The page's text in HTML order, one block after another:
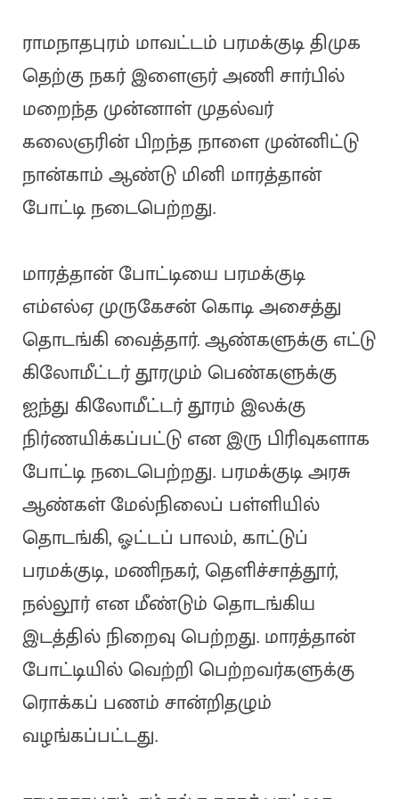
ராமநாதபுரம் மாவட்டம் பரமக்குடி திமுக
தெற்கு நகர் இளைஞர் அணி சார்பில்
மறைந்த முன்னாள் முதல்வர்
கலைஞரின் பிறந்த நாளை முன்னிட்டு
நான்காம் ஆண்டு மினி மாரத்தான்
போட்டி நடைபெற்றது.
மாரத்தான் போட்டியை பரமக்குடி
எம்எல்ஏ முருகேசன் கொடி அசைத்து
தொடங்கி வைத்தார். ஆண்களுக்கு எட்டு
கிலோமீட்டர் தூரமும் பெண்களுக்கு
ஐந்து கிலோமீட்டர் தூரம் இலக்கு
நிர்ணயிக்கப்பட்டு என இரு பிரிவுகளாக
போட்டி நடைபெற்றது. பரமக்குடி அரசு
ஆண்கள் மேல்நிலைப் பள்ளியில்
தொடங்கி, ஓட்டப் பாலம், காட்டுப்
பரமக்குடி, மணிநகர், தெளிச்சாத்தூர்,
நல்லூர் என மீண்டும் தொடங்கிய
இடத்தில் நிறைவு பெற்றது. மாரத்தான்
போட்டியில் வெற்றி பெற்றவர்களுக்கு
ரொக்கப் பணம் சான்றிதழும்
வழங்கப்பட்டது.